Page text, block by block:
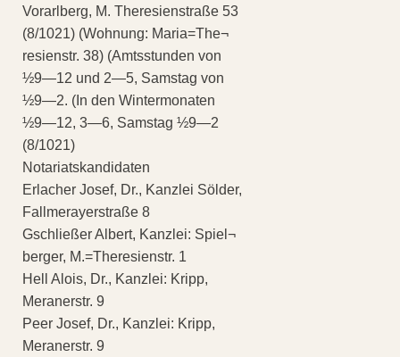
Vorarlberg, M. Theresienstraße 53
(8/1021) (Wohnung: Maria=The¬
resienstr. 38) (Amtsstunden von
½9—12 und 2—5, Samstag von
½9—2. (In den Wintermonaten
½9—12, 3—6, Samstag ½9—2
(8/1021)
Notariatskandidaten
Erlacher Josef, Dr., Kanzlei Sölder,
Fallmerayerstraße 8
Gschließer Albert, Kanzlei: Spiel¬
berger, M.=Theresienstr. 1
Hell Alois, Dr., Kanzlei: Kripp,
Meranerstr. 9
Peer Josef, Dr., Kanzlei: Kripp,
Meranerstr. 9